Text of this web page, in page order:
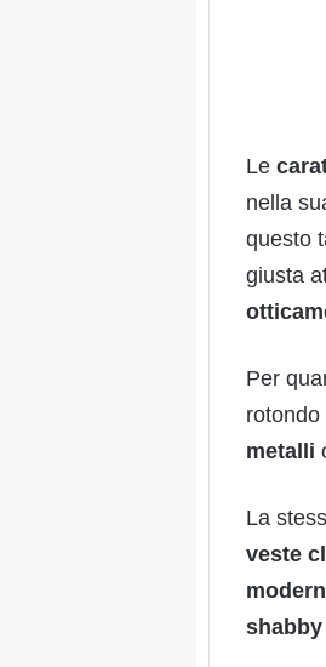
Le
nella
questo
giusta
Per
rotondo
metalli
La
veste
shabby